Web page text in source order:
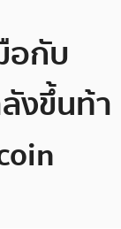
อกับ
งขึ้นท้า